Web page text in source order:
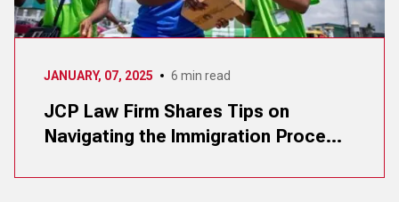
JANUARY, 07, 2025 6 min read
JCP Law Firm Shares Tips on
Navigating the Immigration Proce...